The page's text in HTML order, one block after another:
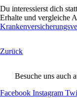
Du interessierst dich
Erhalte und vergleiche
Zurück
Besuche uns auch
Facebook Instagram